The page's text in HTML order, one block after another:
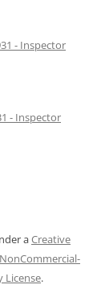
- Inspector
- Inspector
aCreative
License.